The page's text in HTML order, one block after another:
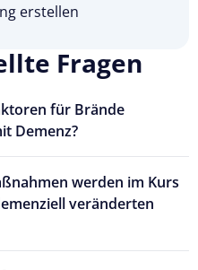
erstellen
Fragen
für Brände
Demenz?
werden im Kurs
veränderten